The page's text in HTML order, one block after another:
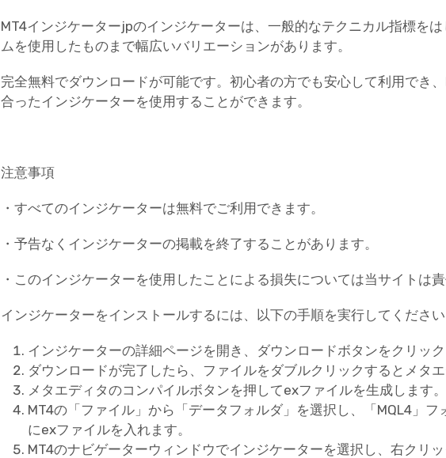
MT4インジケーターjpのインジケーターは、一般的なテクニカル指標を
ムを使用したものまで幅広いバリエーションがあります。
完全無料でダウンロードが可能です。初心者の方でも安心して利用でき
合ったインジケーターを使用することができます。
注意事項
・すべてのインジケーターは無料でご利用できます。
・予告なくインジケーターの掲載を終了することがあります。
・このインジケーターを使用したことによる損失については当サイトは責
インジケーターをインストールするには、以下の手順を実行してください
インジケーターの詳細ページを開き、ダウンロードボタンをクリック
ダウンロードが完了したら、ファイルをダブルクリックするとメタエ
メタエディタのコンパイルボタンを押してexファイルを生成します。
MT4の「ファイル」から「データフォルダ」を選択し、「MQL4」フ
にexファイルを入れます。
MT4のナビゲーターウィンドウでインジケーターを選択し、右クリ